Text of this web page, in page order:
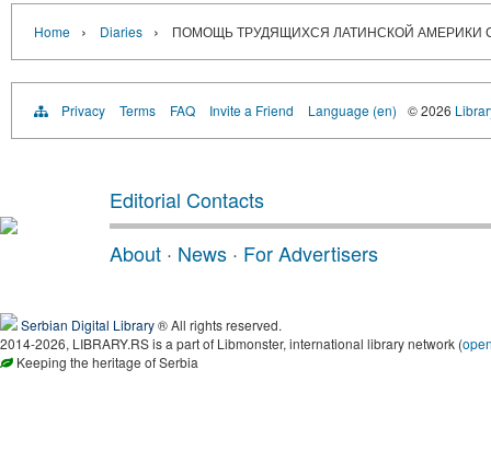
Home › Diaries › ПОМОЩЬ ТРУДЯЩИХСЯ ЛАТИНСКОЙ АМЕРИКИ
Privacy Terms FAQ Invite a Friend Language (en) © 2026
Editorial Contacts
About · News · For Advertisers
Serbian Digital Library® All rights reserved.
2014-2026, LIBRARY.RS is a part of Libmonster, international library network (
Keeping the heritage of Serbia